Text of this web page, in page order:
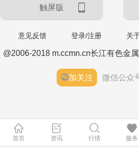
触屏版
意见反馈 登录/注册 关
@2006-2018 m.ccmn.cn长江有色金
加关注 微信公众
首页 资讯 行情 服务